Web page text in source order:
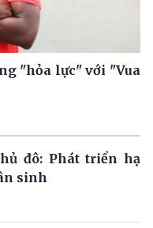
"hỏa lực" với "Vua
đô: Phát triển hạ
sinh